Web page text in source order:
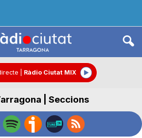
Ràdio Ciutat MIX
| Seccions